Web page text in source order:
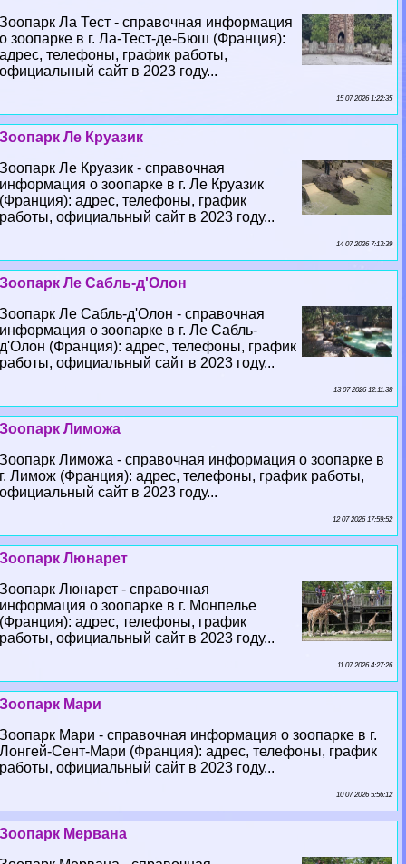
Зоопарк Ла Тест - справочная информация
о зоопарке в г. Ла-Тест-де-Бюш (Франция):
адрес, телефоны, график работы,
официальный сайт в 2023 году...
15 07 2026 1:22:35
Зоопарк Ле Круазик
Зоопарк Ле Круазик - справочная
информация о зоопарке в г. Ле Круазик
(Франция): адрес, телефоны, график
работы, официальный сайт в 2023 году...
14 07 2026 7:13:39
Зоопарк Ле Сабль-д'Олон
Зоопарк Ле Сабль-д'Олон - справочная
информация о зоопарке в г. Ле Сабль-
д'Олон (Франция): адрес, телефоны, график
работы, официальный сайт в 2023 году...
13 07 2026 12:11:38
Зоопарк Лиможа
Зоопарк Лиможа - справочная информация о зоопарке в
г. Лимож (Франция): адрес, телефоны, график работы,
официальный сайт в 2023 году...
12 07 2026 17:59:52
Зоопарк Люнарет
Зоопарк Люнарет - справочная
информация о зоопарке в г. Монпелье
(Франция): адрес, телефоны, график
работы, официальный сайт в 2023 году...
11 07 2026 4:27:26
Зоопарк Мари
Зоопарк Мари - справочная информация о зоопарке в г.
Лонгeй-Сент-Мари (Франция): адрес, телефоны, график
работы, официальный сайт в 2023 году...
10 07 2026 5:56:12
Зоопарк Мервана